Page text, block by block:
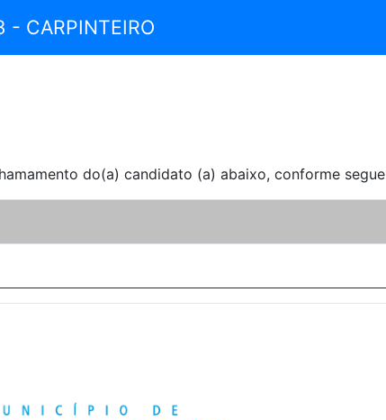
CARPINTEIRO
do(a) candidato (a) abaixo, conforme